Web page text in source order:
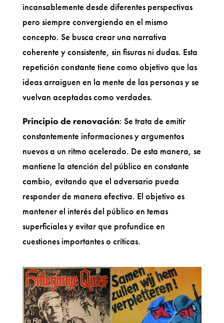
incansablemente desde diferentes perspectivas
pero siempre convergiendo en el mismo
concepto. Se busca crear una narrativa
coherente y consistente, sin fisuras ni dudas. Esta
repetición constante tiene como objetivo que las
ideas arraiguen en la mente de las personas y se
vuelvan aceptadas como verdades.
Principio de renovación: Se trata de emitir
constantemente informaciones y argumentos
nuevos a un ritmo acelerado. De esta manera, se
mantiene la atención del público en constante
cambio, evitando que el adversario pueda
responder de manera efectiva. El objetivo es
mantener el interés del público en temas
superficiales y evitar que profundice en
cuestiones importantes o críticas.